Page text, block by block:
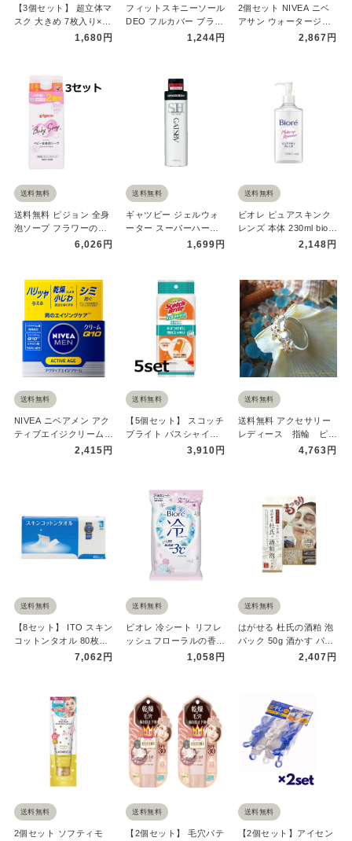
【3個セット】 超立体マ
スク 大きめ 7枚入り×3
セット マスク ユニチャ
1,680円
フィットスキニーソール
DEO フルカバー ブラッ
ク 1足入 コジット 両
1,244円
2個セット NIVEA ニベ
アサン ウォータージェ
ル SPF50 詰替え用 …
2,867円
送料無料
送料無料 ピジョン 全身
泡ソープ フラワーの香
り 詰めかえ用 2回分
6,026円
送料無料
ギャツビー ジェルウォ
ーター スーパーハード
200ml ハード ジェル
1,699円
送料無料
ビオレ ピュアスキンク
レンズ 本体 230ml biore
花王 クレンジン…2,148円
送料無料
NIVEA ニベアメン アク
ティブエイジクリーム
50g クリーム スキン
2,415円
送料無料
【5個セット】 スコッチ
ブライト バスシャイン
抗菌スポンジ 研磨粒子
3,910円
送料無料
送料無料 アクセサリー
レディース 指輪 ピン
キーリング シルバー×
4,763円
送料無料
【8セット】 ITO スキン
コットンタオル 80枚入
り タオル クレンジン
7,062円
送料無料
ビオレ 冷シート リフレ
ッシュフローラルの香り
20枚入 汗拭きシート 大
1,058円
送料無料
はがせる 杜氏の酒粕 泡
パック 50g 酒かす パッ
ク フェイスマスク 酒
2,407円
送料無料
2個セット ソフティモ
送料無料
【2個セット】 毛穴パテ
送料無料
【2個セット】アイセン